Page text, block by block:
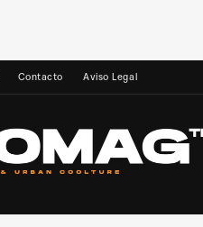
Contacto Aviso Legal